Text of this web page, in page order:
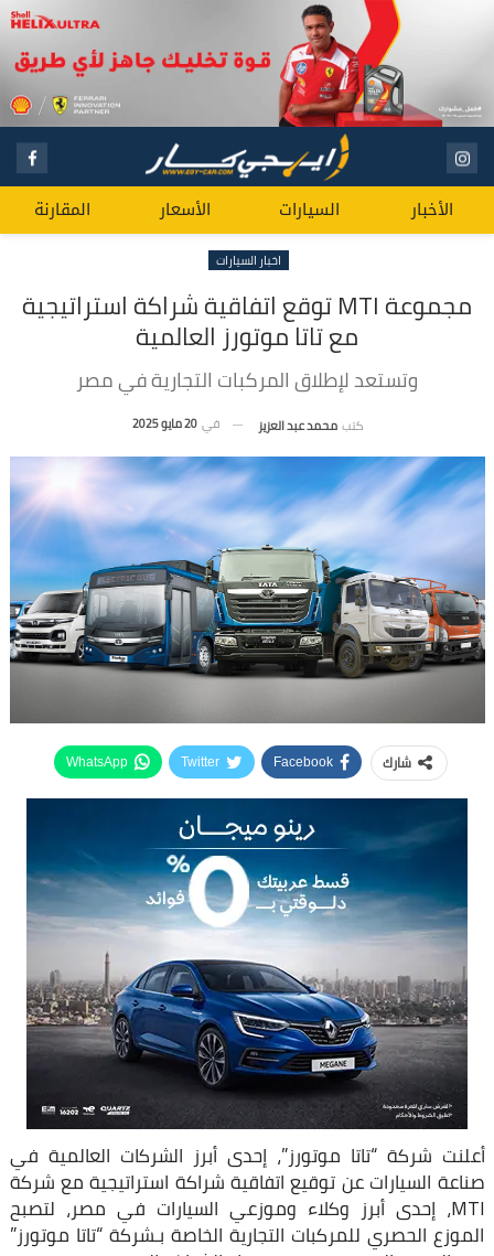
الأخبار السيارات الأسعار المقارنة
اخبار السيارات
مجموعة MTI توقع اتفاقية شراكة استراتيجية
مع تاتا موتورز العالمية
وتستعد لإطلاق المركبات التجارية في مصر
كتب محمد عبد العزيز في 20 مايو 2025
شارك Facebook
Twitter
WhatsApp
أعلنت شركة “تاتا موتورز”، إحدى أبرز الشركات العالمية في
صناعة السيارات عن توقيع اتفاقية شراكة استراتيجية مع شركة
MTI، إحدى أبرز وكلاء وموزعي السيارات في مصر، لتصبح
الموزع الحصري للمركبات التجارية الخاصة بـشركة “تاتا موتورز”